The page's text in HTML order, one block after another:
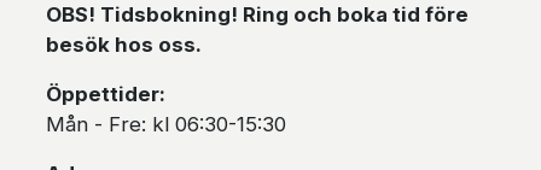
OBS! Tidsbokning! Ring och boka tid före
besök hos oss.
Öppettider:
Mån - Fre: kl 06:30-15:30